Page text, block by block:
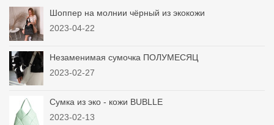
Шоппер на молнии чёрный из экокожи
2023-04-22
Незаменимая сумочка ПОЛУМЕСЯЦ
2023-02-27
Сумка из эко - кожи BUBLLE
2023-02-13